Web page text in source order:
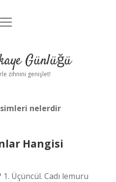
Uyarı
menüyü
Günlüğü
zihnini genişlet!
nelerdir
Hangisi
Üçüncül. Cadı lemuru